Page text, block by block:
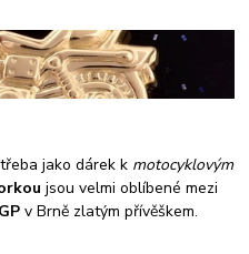
jako dárek k motocyklovým
jsou velmi oblíbené mezi
v Brně zlatým přívěškem.